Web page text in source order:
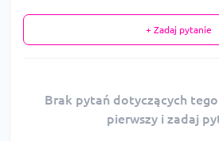
+ Zadaj pytanie
Brak pytań dotyczących
pierwszy i zadaj